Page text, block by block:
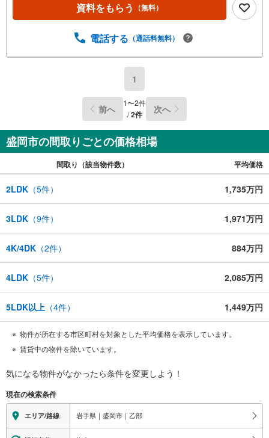
資料をもらう （無料）
電話する （通話料無料）
1
前へ 1〜2件
/2件 次へ
盛岡市の間取りごとの価格相場
間取り（該当物件数） 平均価格
2LDK （5件） 1,735万円
3LDK （9件） 1,971万円
4K/4DK （2件） 884万円
4LDK （5件） 2,085万円
5LDK以上 （4件） 1,449万円
物件が所在する市区町村を対象とした平均価格を表示しています。
賃貸中の物件を除いています。
気になる物件がなかったら条件を変更しよう！
現在の検索条件
エリア/路線 岩手県｜盛岡市｜乙部